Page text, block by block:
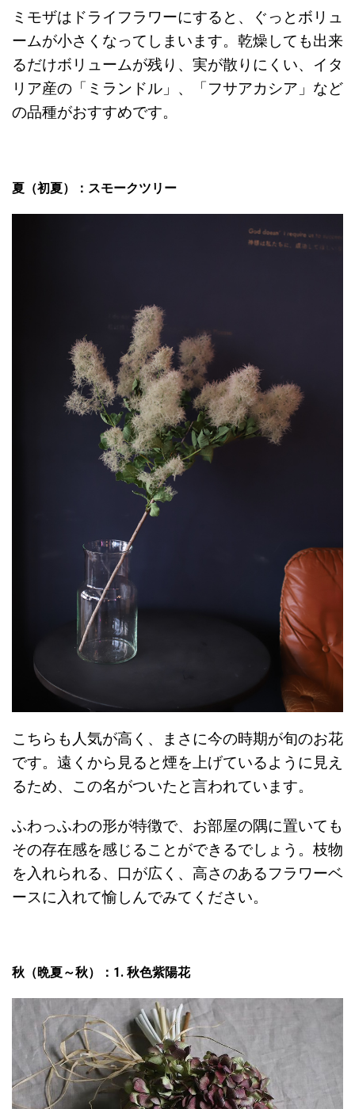
ミモザはドライフラワーにすると、ぐっとボリュ
ームが小さくなってしまいます。乾燥しても出来
るだけボリュームが残り、実が散りにくい、イタ
リア産の「ミランドル」、「フサアカシア」など
の品種がおすすめです。
夏（初夏）：スモークツリー
こちらも人気が高く、まさに今の時期が旬のお花
です。遠くから見ると煙を上げているように見え
るため、この名がついたと言われています。
ふわっふわの形が特徴で、お部屋の隅に置いても
その存在感を感じることができるでしょう。枝物
を入れられる、口が広く、高さのあるフラワーベ
ースに入れて愉しんでみてください。
秋（晩夏～秋）：1. 秋色紫陽花